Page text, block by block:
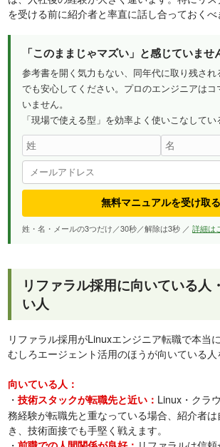
を受ける前に紹介者と率直に話し合っておくべ
「このままじゃマズい」と感じていませ
参考書を開く気力もない、同年代に取り残さ
でも安心してください。プロのエンジニアはコ
いません。
「現場で使える型」を効率よく使いこなしてい
無料マニュアルを受け取る
姓・名・メールの3つだけ／30秒／解除は3秒 ／詳細は
リファラル採用に向いている人
い人
リファラル採用がLinuxエンジニア転職で本当
むしろエージェント活用のほうが向いている人
向いている人：
・技術スタックが転職先と近い： Linux・クラ
務経験が転職先と重なっている場合、紹介者
き、技術面接でも手堅く戦えます。